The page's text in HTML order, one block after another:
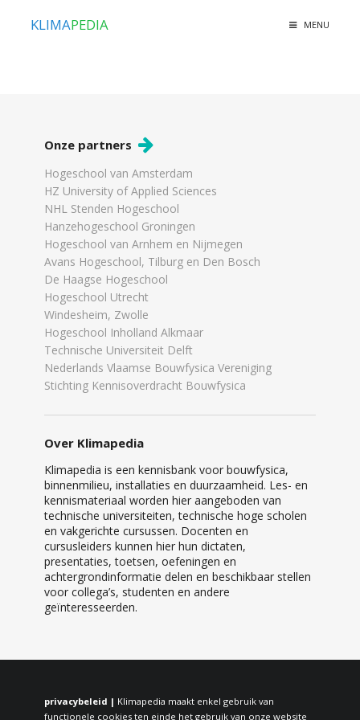
KLIMAPEDIA MENU
Onze partners
Hogeschool van Amsterdam
HZ University of Applied Sciences
NHL Stenden Hogeschool
Hanzehogeschool Groningen
Hogeschool van Arnhem en Nijmegen
Avans Hogeschool, Tilburg en Den Bosch
De Haagse Hogeschool
Hogeschool Utrecht
Windesheim, Zwolle
Hogeschool Inholland Alkmaar
Technische Universiteit Delft
Nederlands Vlaamse Bouwfysica Vereniging
Stichting Kennisoverdracht Bouwfysica
Over Klimapedia
Klimapedia is een kennisbank voor bouwfysica,
binnenmilieu, installaties en duurzaamheid. Les- en
kennismateriaal worden hier aangeboden van
technische universiteiten, technische hoge scholen
en vakgerichte cursussen. Docenten en
cursusleiders kunnen hier hun dictaten,
presentaties, toetsen, oefeningen en
achtergrondinformatie delen en beschikbaar stellen
voor collega’s, studenten en andere
geïnteresseerden.
privacybeleid | Klimapedia maakt enkel gebruik van
functionele cookies ten einde het gebruik van onze website